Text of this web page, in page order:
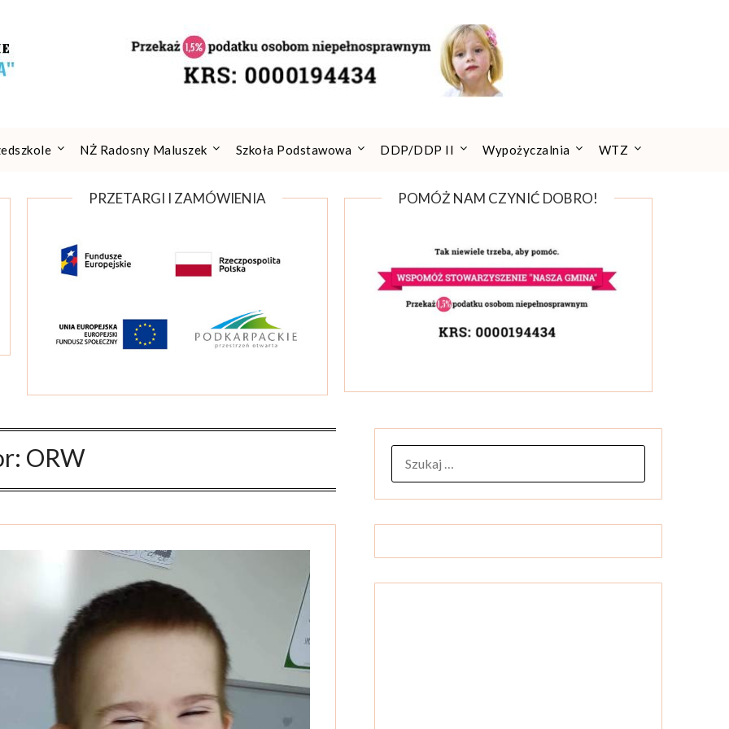
NŻ Radosny Maluszek Szkoła Podstawowa DDP/DDP II Wypożyczalnia WTZ
PRZETARGI I ZAMÓWIENIA POMÓŻ NAM CZYNIĆ DOBRO!
ORW